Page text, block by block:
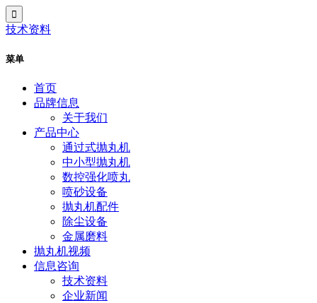
技术资料
菜单
首页
品牌信息
关于我们
产品中心
通过式抛丸机
中小型抛丸机
数控强化喷丸
喷砂设备
抛丸机配件
除尘设备
金属磨料
抛丸机视频
信息咨询
技术资料
企业新闻